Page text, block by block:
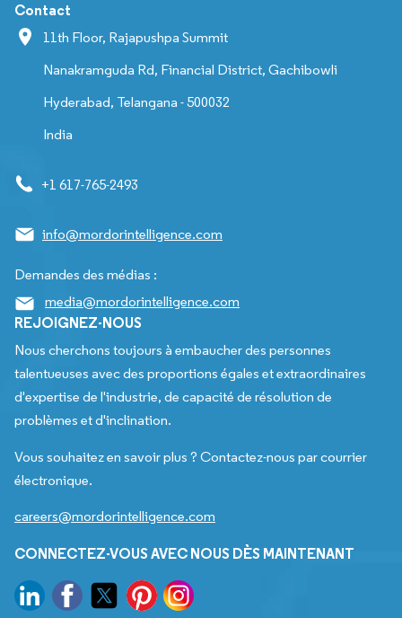
Contact
11th Floor, Rajapushpa Summit
Nanakramguda Rd, Financial District, Gachibowli
Hyderabad, Telangana - 500032
India
+1 617-765-2493
info@mordorintelligence.com
Demandes des médias :
media@mordorintelligence.com
REJOIGNEZ-NOUS
Nous cherchons toujours à embaucher des personnes
talentueuses avec des proportions égales et extraordinaires
d'expertise de l'industrie, de capacité de résolution de
problèmes et d'inclination.
Vous souhaitez en savoir plus ? Contactez-nous par courrier
électronique.
careers@mordorintelligence.com
CONNECTEZ-VOUS AVEC NOUS DÈS MAINTENANT